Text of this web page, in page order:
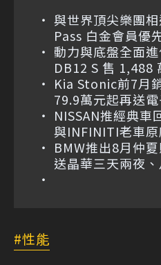
與世界頂尖樂團
Pass 白金會員優
動力與底盤全面
DB12 S 售 1,488
Kia Stonic前7月
79.9萬元起再送
NISSAN推經典
與INFINITI老車
BMW推出8月仲
送晶華三天兩夜
性能